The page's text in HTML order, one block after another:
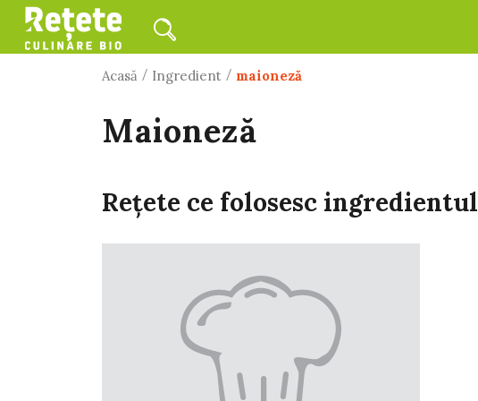
Acasă / Ingredient / maioneză
maioneză
Rețete ce folosesc ingredientul